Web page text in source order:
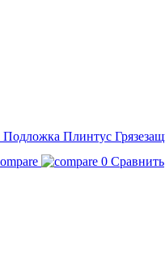
Подложка Плинтус
0 Сравнить